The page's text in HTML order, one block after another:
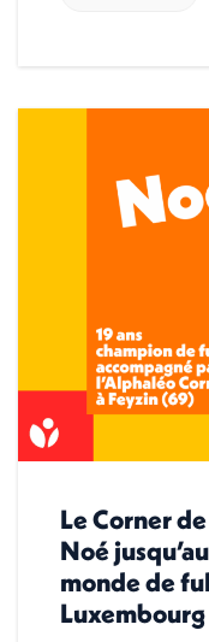
Le Corner
Noé
monde de
Luxembourg